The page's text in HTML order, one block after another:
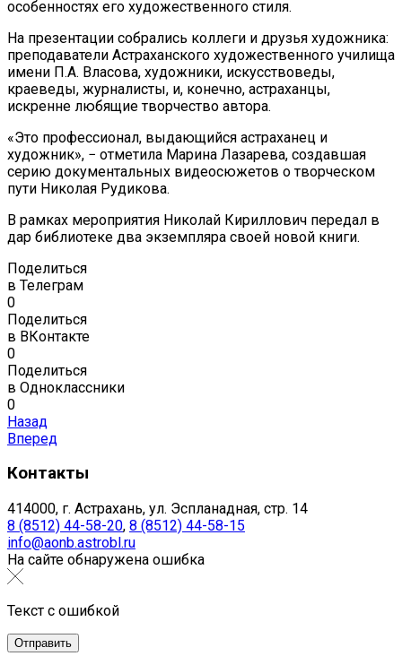
особенностях его художественного стиля.
На презентации собрались коллеги и друзья художника:
преподаватели Астраханского художественного училища
имени П.А. Власова, художники, искусствоведы,
краеведы, журналисты, и, конечно, астраханцы,
искренне любящие творчество автора.
«Это профессионал, выдающийся астраханец и
художник», − отметила Марина Лазарева, создавшая
серию документальных видеосюжетов о творческом
пути Николая Рудикова.
В рамках мероприятия Николай Кириллович передал в
дар библиотеке два экземпляра своей новой книги.
Поделиться
в Телеграм
0
Поделиться
в ВКонтакте
0
Поделиться
в Одноклассники
0
Назад
Вперед
Контакты
414000, г. Астрахань, ул. Эспланадная, стр. 14
8 (8512) 44-58-20, 8 (8512) 44-58-15
info@aonb.astrobl.ru
На сайте обнаружена ошибка
Текст с ошибкой